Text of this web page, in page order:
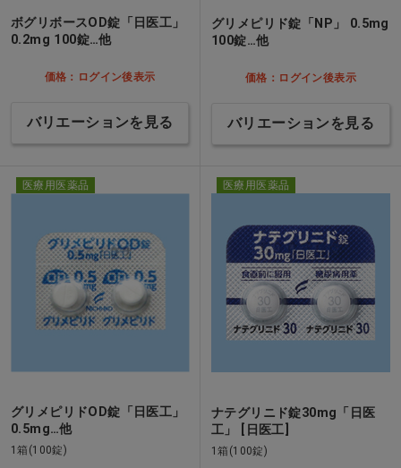
ボグリボースOD錠「日医工」
0.2mg 100錠…他
価格：ログイン後表示
バリエーションを見る
グリメピリド錠「NP」 0.5mg
100錠…他
価格：ログイン後表示
バリエーションを見る
医療用医薬品
グリメピリドOD錠「日医工」
0.5mg…他
1箱(100錠)
医療用医薬品
ナテグリニド錠30mg「日医
工」 [日医工]
1箱(100錠)